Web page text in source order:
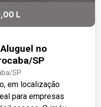
L
no
SP
SP
em localização
para empresas